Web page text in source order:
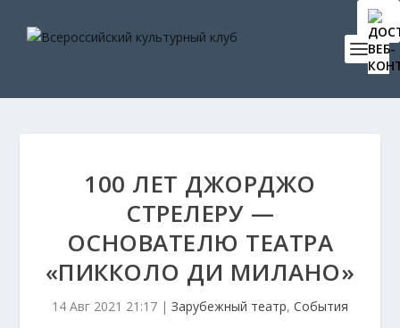
100 ЛЕТ ДЖОРДЖО
СТРЕЛЕРУ —
ОСНОВАТЕЛЮ ТЕАТРА
«ПИККОЛО ДИ МИЛАНО»
14 Авг 2021 21:17 | Зарубежный театр, События